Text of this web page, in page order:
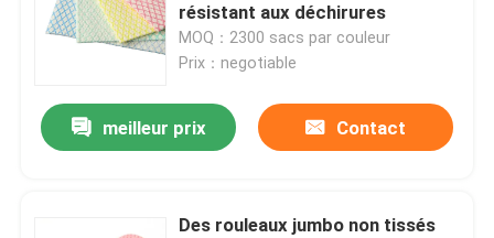
résistant aux déchirures
MOQ：2300 sacs par couleur
Prix：negotiable
meilleur prix Contact
Des rouleaux jumbo non tissés